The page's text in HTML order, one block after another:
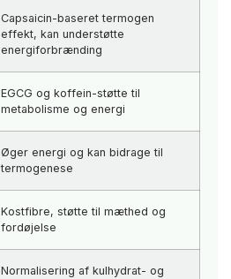
Capsaicin-baseret termogen
effekt, kan understøtte
energiforbrænding
EGCG og koffein-støtte til
metabolisme og energi
Øger energi og kan bidrage til
termogenese
Kostfibre, støtte til mæthed og
fordøjelse
Normalisering af kulhydrat- og